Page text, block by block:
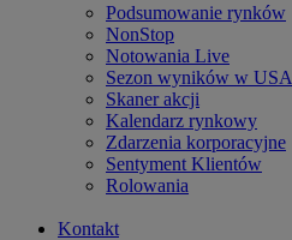
Podsumowanie rynków
NonStop
Notowania Live
Sezon wyników w USA
Skaner akcji
Kalendarz rynkowy
Zdarzenia korporacyjne
Sentyment Klientów
Rolowania
Kontakt